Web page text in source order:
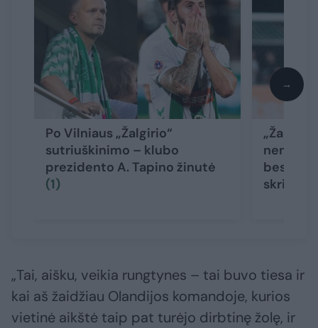
Po Vilniaus „Žalgirio“
sutriuškinimo – klubo
prezidento A. Tapino žinutė
(1)
skriejo
→
„Tai, aišku, veikia rungtynes – tai buvo tiesa ir
kai aš žaidžiau Olandijos komandoje, kurios
vietinė aikštė taip pat turėjo dirbtinę žolę, ir